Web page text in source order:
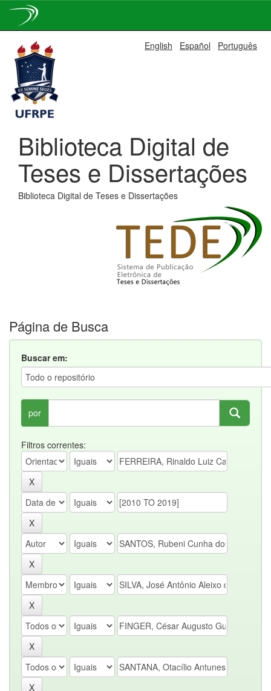
navigation
English Español Português
Biblioteca Digital de
Teses e Dissertações
Biblioteca Digital de Teses e Dissertações
Página de Busca
Buscar em:
por
Filtros correntes: